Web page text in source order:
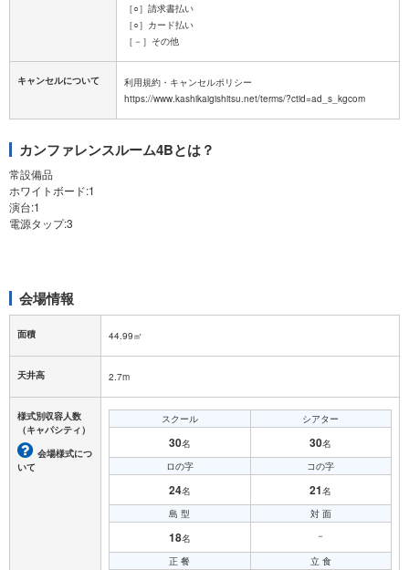
［○］請求書払い
［○］カード払い
［－］その他
キャンセルについて
利用規約・キャンセルポリシー
カンファレンスルーム4Bとは？
常設備品
ホワイトボード:1
演台:1
電源タップ:3
会場情報
面積 44.99㎡
天井高 2.7m
様式別収容人数
（キャパシティ）
会場様式につ
いて
スクール
30名
シアター
30名
ロの字
24名
コの字
21名
島 型
18名
対 面
－
正 餐
立 食